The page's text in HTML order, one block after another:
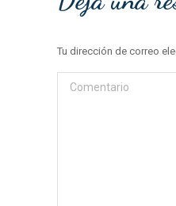
Tu dirección de correo
Comentario